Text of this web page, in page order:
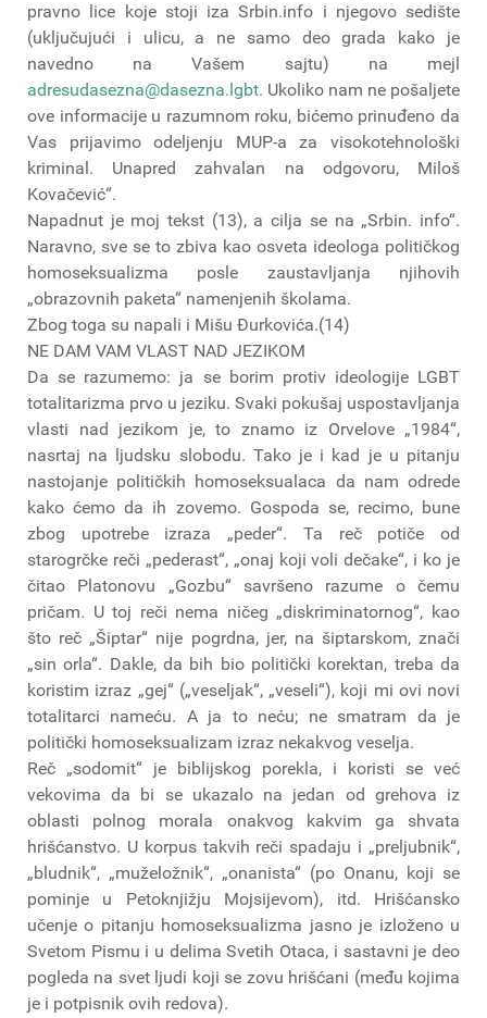
pravno lice koje stoji iza Srbin.info i njegovo sedište
(uključujući i ulicu, a ne samo deo grada kako je
navedno na Vašem sajtu) na mejl
adresudasezna@dasezna.lgbt. Ukoliko nam ne pošaljete
ove informacije u razumnom roku, bićemo prinuđeno da
Vas prijavimo odeljenju MUP-a za visokotehnološki
kriminal. Unapred zahvalan na odgovoru, Miloš
Kovačević“.
Napadnut je moj tekst (13), a cilja se na „Srbin. info“.
Naravno, sve se to zbiva kao osveta ideologa političkog
homoseksualizma posle zaustavljanja njihovih
„obrazovnih paketa“ namenjenih školama.
Zbog toga su napali i Mišu Đurkovića.(14)
NE DAM VAM VLAST NAD JEZIKOM
Da se razumemo: ja se borim protiv ideologije LGBT
totalitarizma prvo u jeziku. Svaki pokušaj uspostavljanja
vlasti nad jezikom je, to znamo iz Orvelove „1984“,
nasrtaj na ljudsku slobodu. Tako je i kad je u pitanju
nastojanje političkih homoseksualaca da nam odrede
kako ćemo da ih zovemo. Gospoda se, recimo, bune
zbog upotrebe izraza „peder“. Ta reč potiče od
starogrčke reči „pederast“, „onaj koji voli dečake“, i ko je
čitao Platonovu „Gozbu“ savršeno razume o čemu
pričam. U toj reči nema ničeg „diskriminatornog“, kao
što reč „Šiptar“ nije pogrdna, jer, na šiptarskom, znači
„sin orla“. Dakle, da bih bio politički korektan, treba da
koristim izraz „gej“ („veseljak“, „veseli“), koji mi ovi novi
totalitarci nameću. A ja to neću; ne smatram da je
politički homoseksualizam izraz nekakvog veselja.
Reč „sodomit“ je biblijskog porekla, i koristi se već
vekovima da bi se ukazalo na jedan od grehova iz
oblasti polnog morala onakvog kakvim ga shvata
hrišćanstvo. U korpus takvih reči spadaju i „preljubnik“,
„bludnik“, „muželožnik“, „onanista“ (po Onanu, koji se
pominje u Petoknjižju Mojsijevom), itd. Hrišćansko
učenje o pitanju homoseksualizma jasno je izloženo u
Svetom Pismu i u delima Svetih Otaca, i sastavni je deo
pogleda na svet ljudi koji se zovu hrišćani (među kojima
je i potpisnik ovih redova).